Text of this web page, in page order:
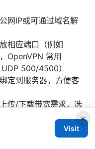
网IP或可通过域名解
相应端口（例如
OpenVPN 常用
500/4500）
定到服务器，方便客
传/下载带宽需求，选
为例，简化操作、
×
Visit